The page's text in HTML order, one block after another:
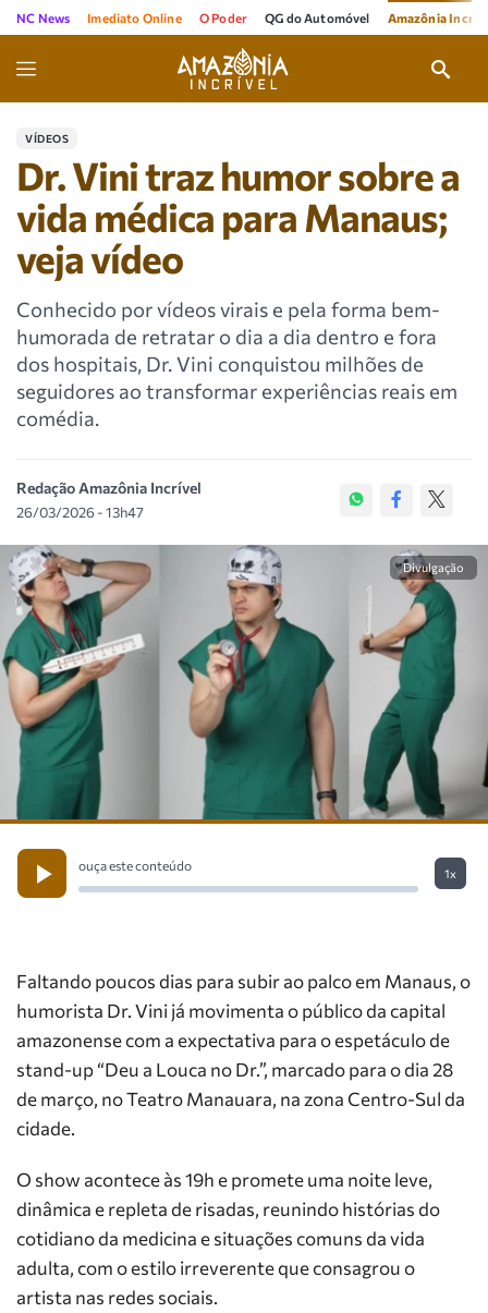
NC News Imediato Online O Poder QG do Automóvel Amazônia
VÍDEOS
Dr. Vini traz humor sobre a
vida médica para Manaus;
veja vídeo
Conhecido por vídeos virais e pela forma bem-
humorada de retratar o dia a dia dentro e fora
dos hospitais, Dr. Vini conquistou milhões de
seguidores ao transformar experiências reais em
comédia.
Redação Amazônia Incrível
26/03/2026 - 13h47
Divulgação
ouça este conteúdo
1x
Faltando poucos dias para subir ao palco em Manaus, o
humorista Dr. Vini já movimenta o público da capital
amazonense com a expectativa para o espetáculo de
stand-up “Deu a Louca no Dr.”, marcado para o dia 28
de março, no Teatro Manauara, na zona Centro-Sul da
cidade.
O show acontece às 19h e promete uma noite leve,
dinâmica e repleta de risadas, reunindo histórias do
cotidiano da medicina e situações comuns da vida
adulta, com o estilo irreverente que consagrou o
artista nas redes sociais.